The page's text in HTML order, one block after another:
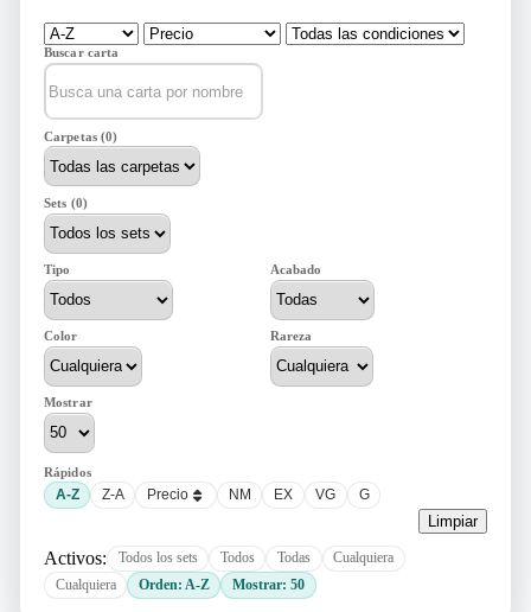
Buscar carta
Carpetas (0)
Sets (0)
Tipo Acabado
Color Rareza
Mostrar
Rápidos
A-Z Z-A Precio NM EX VG G
Limpiar
Activos: Todos los sets Todos Todas
Cualquiera
Cualquiera
Orden: A-Z Mostrar: 50